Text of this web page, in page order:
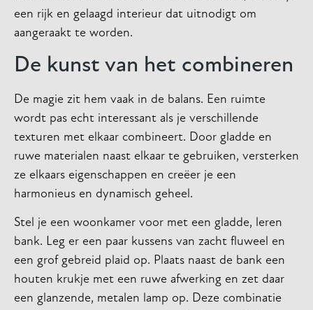
een rijk en gelaagd interieur dat uitnodigt om
aangeraakt te worden.
De kunst van het combineren
De magie zit hem vaak in de balans. Een ruimte
wordt pas echt interessant als je verschillende
texturen met elkaar combineert. Door gladde en
ruwe materialen naast elkaar te gebruiken, versterken
ze elkaars eigenschappen en creëer je een
harmonieus en dynamisch geheel.
Stel je een woonkamer voor met een gladde, leren
bank. Leg er een paar kussens van zacht fluweel en
een grof gebreid plaid op. Plaats naast de bank een
houten krukje met een ruwe afwerking en zet daar
een glanzende, metalen lamp op. Deze combinatie